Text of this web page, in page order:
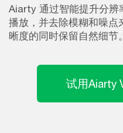
Aiarty 通过智能提升分辨
播放，并去除模糊和噪
晰度的同时保留自然细节。
试用Aiarty